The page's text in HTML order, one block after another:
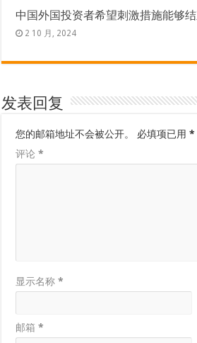
中国外国投资者希望刺激措施能够结
2 10 月, 2024
发表回复
您的邮箱地址不会被公开。 必填项已用*
评论*
显示名称*
邮箱*